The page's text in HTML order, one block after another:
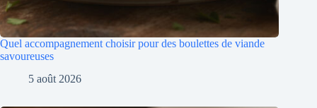
Quel accompagnement choisir pour des boulettes de viande
savoureuses
5 août 2026